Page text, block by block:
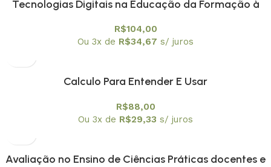
Tecnologias Digitais na Educação da Formação à
R$104,00
Ou 3x de R$34,67 s/ juros
Calculo Para Entender E Usar
R$88,00
Ou 3x de R$29,33 s/ juros
Avaliação no Ensino de Ciências Práticas docentes e